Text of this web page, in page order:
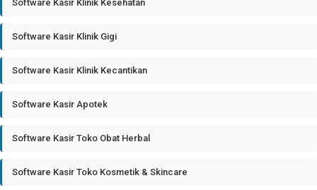
Software Kasir Klinik Kesehatan
Software Kasir Klinik Gigi
Software Kasir Klinik Kecantikan
Software Kasir Apotek
Software Kasir Toko Obat Herbal
Software Kasir Toko Kosmetik & Skincare